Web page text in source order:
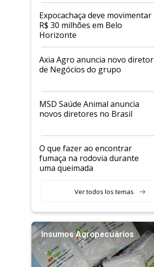
Expocachaça deve movimentar
R$ 30 milhões em Belo
Horizonte
Axia Agro anuncia novo diretor
de Negócios do grupo
MSD Saúde Animal anuncia
novos diretores no Brasil
O que fazer ao encontrar
fumaça na rodovia durante
uma queimada
Ver todos los temas
Insumos Agropecuários